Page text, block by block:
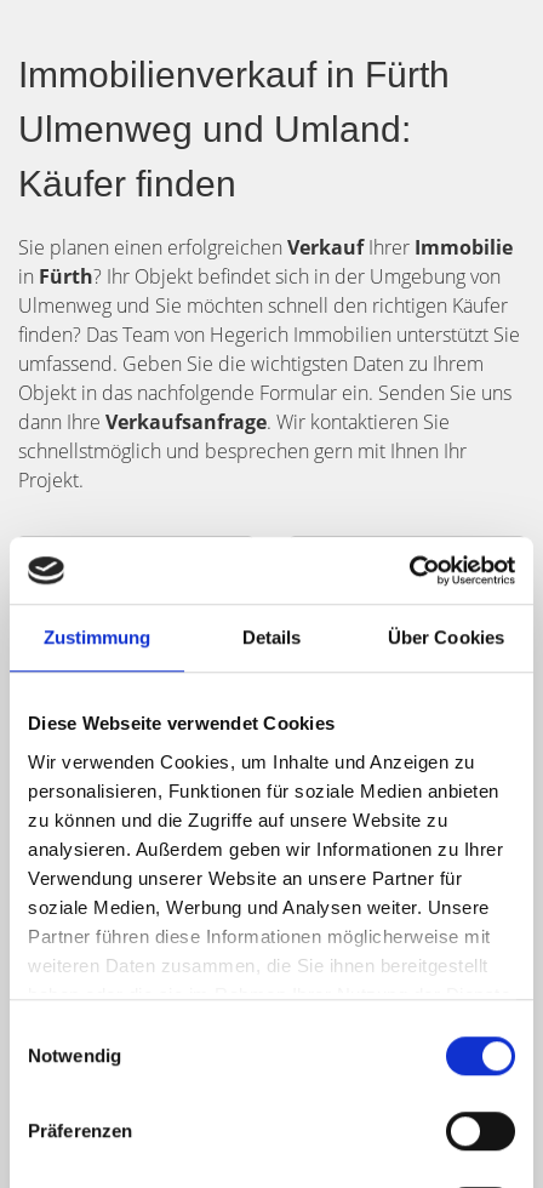
Zustimmung Details Über Cookies
Diese Webseite verwendet Cookies
Wir verwenden Cookies, um Inhalte und Anzeigen zu
personalisieren, Funktionen für soziale Medien anbieten
zu können und die Zugriffe auf unsere Website zu
analysieren. Außerdem geben wir Informationen zu Ihrer
Verwendung unserer Website an unsere Partner für
soziale Medien, Werbung und Analysen weiter. Unsere
Partner führen diese Informationen möglicherweise mit
weiteren Daten zusammen, die Sie ihnen bereitgestellt
haben oder die sie im Rahmen Ihrer Nutzung der Dienste
Notwendig
Präferenzen
Immobilienverkauf in Fürth
Ulmenweg und Umland:
Käufer finden
Sie planen einen erfolgreichen VerkaufIhrer Immobilie
in Fürth? Ihr Objekt befindet sich in der Umgebung von
Ulmenweg und Sie möchten schnell den richtigen Käufer
finden? Das Team von Hegerich Immobilien unterstützt Sie
umfassend. Geben Sie die wichtigsten Daten zu Ihrem
Objekt in das nachfolgende Formular ein. Senden Sie uns
dann Ihre Verkaufsanfrage. Wir kontaktieren Sie
schnellstmöglich und besprechen gern mit Ihnen Ihr
Projekt.